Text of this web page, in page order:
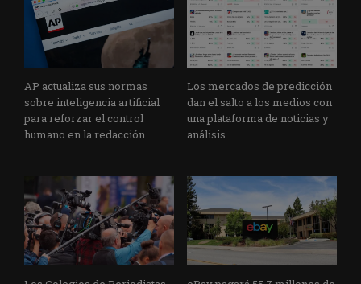
AP actualiza sus normas
sobre inteligencia artificial
para reforzar el control
humano en la redacción
Los mercados de predicción
dan el salto a los medios con
una plataforma de noticias y
análisis